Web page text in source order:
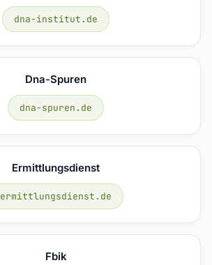
dna-institut.de
Dna-Spuren
dna-spuren.de
Ermittlungsdienst
ermittlungsdienst.de
Fbik